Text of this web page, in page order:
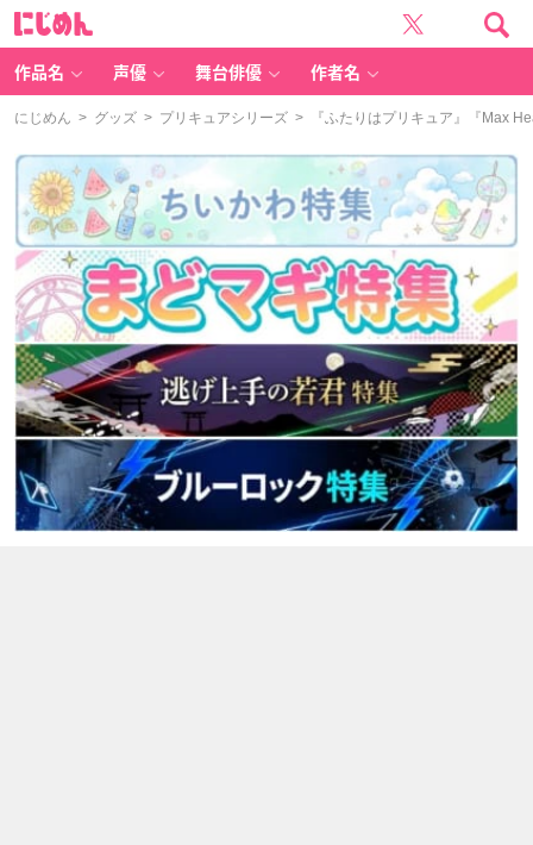
作品名 声優 舞台俳優 作者名
にじめん > グッズ > プリキュアシリーズ > 『ふたりはプリキュア』『Max